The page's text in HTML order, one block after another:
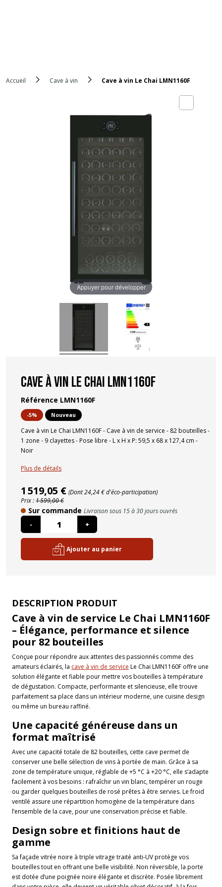
Accueil Cave à vin Cave à vin Le Chai LMN1160F
Appuyer pour développer
Cave à vin Le Chai LMN1160F
Référence LMN1160F
-5% Nouveau
Cave à vin Le Chai LMN1160F - Cave à vin de service - 82 bouteilles -
1 zone - 9 clayettes - Pose libre - L x H x P: 59,5 x 68 x 127,4 cm -
Noir
Plus de détails
1 519,05 € (Dont 24,24 € d'éco-participation)
Prix :1 599,00 €
Sur commande Livraison sous 15 à 30 jours ouvrés
-
+
Ajouter au panier
DESCRIPTION PRODUIT
Cave à vin de service Le Chai LMN1160F
– Élégance, performance et silence
pour 82 bouteilles
Conçue pour répondre aux attentes des passionnés comme des
amateurs éclairés, la cave à vin de service Le Chai LMN1160F offre une
solution élégante et fiable pour mettre vos bouteilles à température
de dégustation. Compacte, performante et silencieuse, elle trouve
parfaitement sa place dans un intérieur moderne, une cuisine design
ou même un bureau raffiné.
Une capacité généreuse dans un
format maîtrisé
Avec une capacité totale de 82 bouteilles, cette cave permet de
conserver une belle sélection de vins à portée de main. Grâce à sa
zone de température unique, réglable de +5 °C à +20 °C, elle s’adapte
facilement à vos besoins : rafraîchir un vin blanc, tempérer un rouge
ou garder quelques bouteilles de rosé prêtes à être servies. Le froid
ventilé assure une répartition homogène de la température dans
l’ensemble de la cave, pour une conservation précise et fiable.
Design sobre et finitions haut de
gamme
Sa façade vitrée noire à triple vitrage traité anti-UV protège vos
bouteilles tout en offrant une belle visibilité. Non réversible, la porte
est dotée d’une poignée noire élégante et discrète. Posée librement